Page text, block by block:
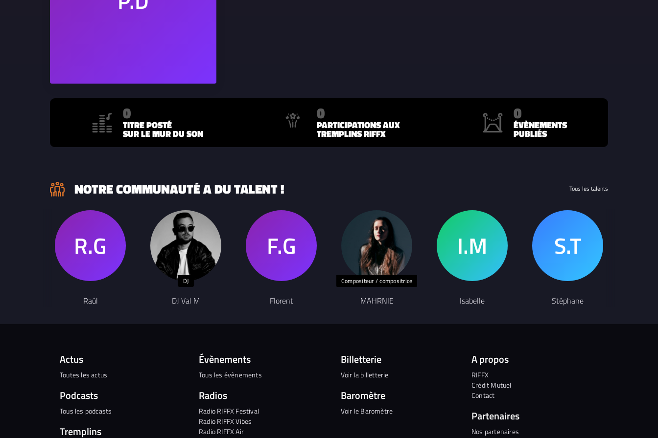
0
TITRE POSTÉ
SUR LE MUR DU SON
0
PARTICIPATIONS AUX
TREMPLINS RIFFX
0
ÉVÈNEMENTS
PUBLIÉS
NOTRE COMMUNAUTÉ A DU TALENT ! Tous les talents
Raúl
DJ
DJ Val M Florent
Compositeur / compositrice
MAHRNIE Isabelle Stéphane
Actus
Toutes les actus
Podcasts
Tous les podcasts
Tremplins
Évènements
Tous les évènements
Radios
Radio RIFFX Festival
Radio RIFFX Vibes
Radio RIFFX Air
Billetterie
Voir la billetterie
Baromètre
Voir le Baromètre
A propos
RIFFX
Crédit Mutuel
Contact
Partenaires
Nos partenaires